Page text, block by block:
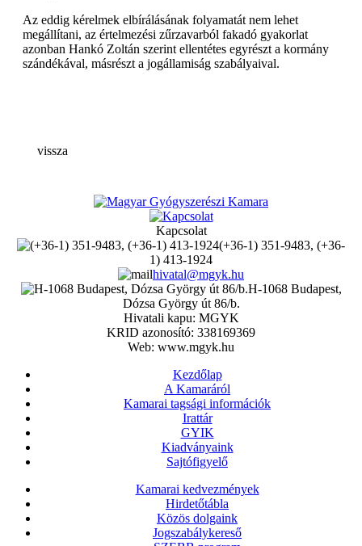
Az eddig kérelmek elbírálásának folyamatát nem lehet
megállítani, az értelmezési zűrzavarból fakadó gyakorlat
azonban Hankó Zoltán szerint ellentétes egyrészt a kormány
szándékával, másrészt a jogállamiság szabályaival.
vissza
Kapcsolat
(+36-1) 351-9483, (+36-
1) 413-1924
hivatal@mgyk.hu
H-1068 Budapest,
Dózsa György út 86/b.
Hivatali kapu: MGYK
KRID azonosító: 338169369
Web: www.mgyk.hu
Kezdőlap
A Kamaráról
Kamarai tagsági információk
Irattár
GYIK
Kiadványaink
Sajtófigyelő
Kamarai kedvezmények
Hirdetőtábla
Közös dolgaink
Jogszabálykereső